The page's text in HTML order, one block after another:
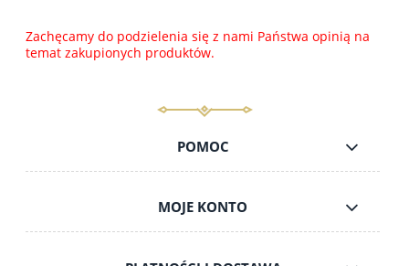
Zachęcamy do podzielenia się z nami Państwa opinią na
temat zakupionych produktów.
POMOC
MOJE KONTO